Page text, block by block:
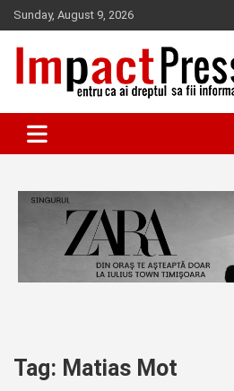
Skip
to
content
Sunday, August 9, 2026
IMPACTPRESS
Tag: Matias Mot